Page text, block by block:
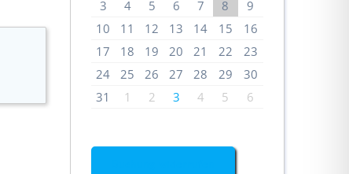
3
4 5 6 7 8
9
10
11 12 13 14 15
16
17
18 19 20 21 22
23
24
25 26 27 28 29
30
31
1 2 3 4 5 6